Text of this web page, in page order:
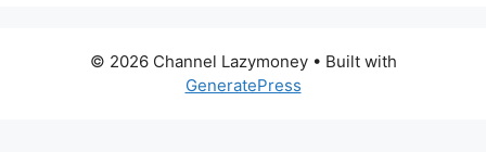
© 2026 Channel Lazymoney• Built with
GeneratePress